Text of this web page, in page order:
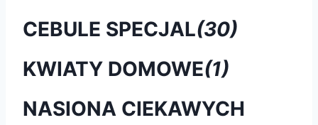
CEBULE SPECJAL(30)
KWIATY DOMOWE(1)
NASIONA CIEKAWYCH